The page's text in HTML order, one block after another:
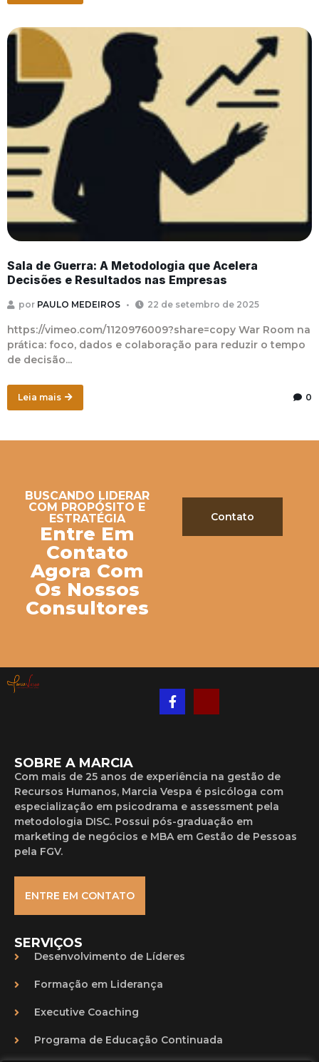
Sala de Guerra: A Metodologia que Acelera
Decisões e Resultados nas Empresas
por PAULO MEDEIROS 22 de setembro de 2025
https://vimeo.com/1120976009?share=copy War Room na
prática: foco, dados e colaboração para reduzir o tempo
de decisão...
Leia mais 0
BUSCANDO LIDERAR
COM PROPÓSITO E
ESTRATÉGIA
Entre Em
Contato
Agora Com
Os Nossos
Consultores
Contato
SOBRE A MARCIA
Com mais de 25 anos de experiência na gestão de
Recursos Humanos, Marcia Vespa é psicóloga com
especialização em psicodrama e assessment pela
metodologia DISC. Possui pós-graduação em
marketing de negócios e MBA em Gestão de Pessoas
pela FGV.
ENTRE EM CONTATO
SERVIÇOS
Desenvolvimento de Líderes
Formação em Liderança
Executive Coaching
Programa de Educação Continuada